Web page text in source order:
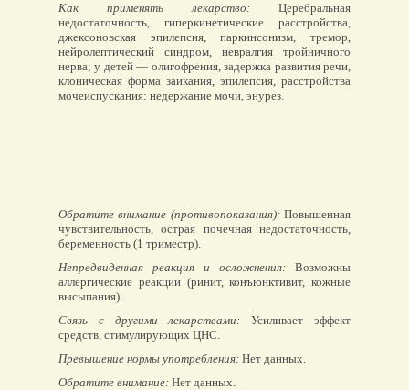
Как применять лекарство: Церебральная
недостаточность, гиперкинетические расстройства,
джексоновская эпилепсия, паркинсонизм, тремор,
нейролептический синдром, невралгия тройничного
нерва; у детей — олигофрения, задержка развития речи,
клоническая форма заикания, эпилепсия, расстройства
мочеиспускания: недержание мочи, энурез.
Обратите внимание (противопоказания):Повышенная
чувствительность, острая почечная недостаточность,
беременность (1 триместр).
Непредвиденная реакция и осложнения: Возможны
аллергические реакции (ринит, конъюнктивит, кожные
высыпания).
Связь с другими лекарствами: Усиливает эффект
средств, стимулирующих ЦНС.
Превышение нормы употребления: Нет данных.
Обратите внимание: Нет данных.